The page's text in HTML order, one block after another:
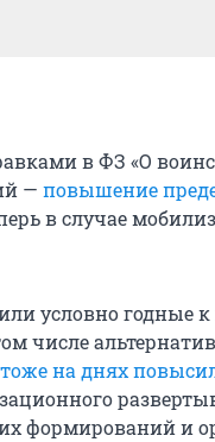
в ФЗ «О
— повышение
в случае
условно годные
числе
тоже на днях
формирований и